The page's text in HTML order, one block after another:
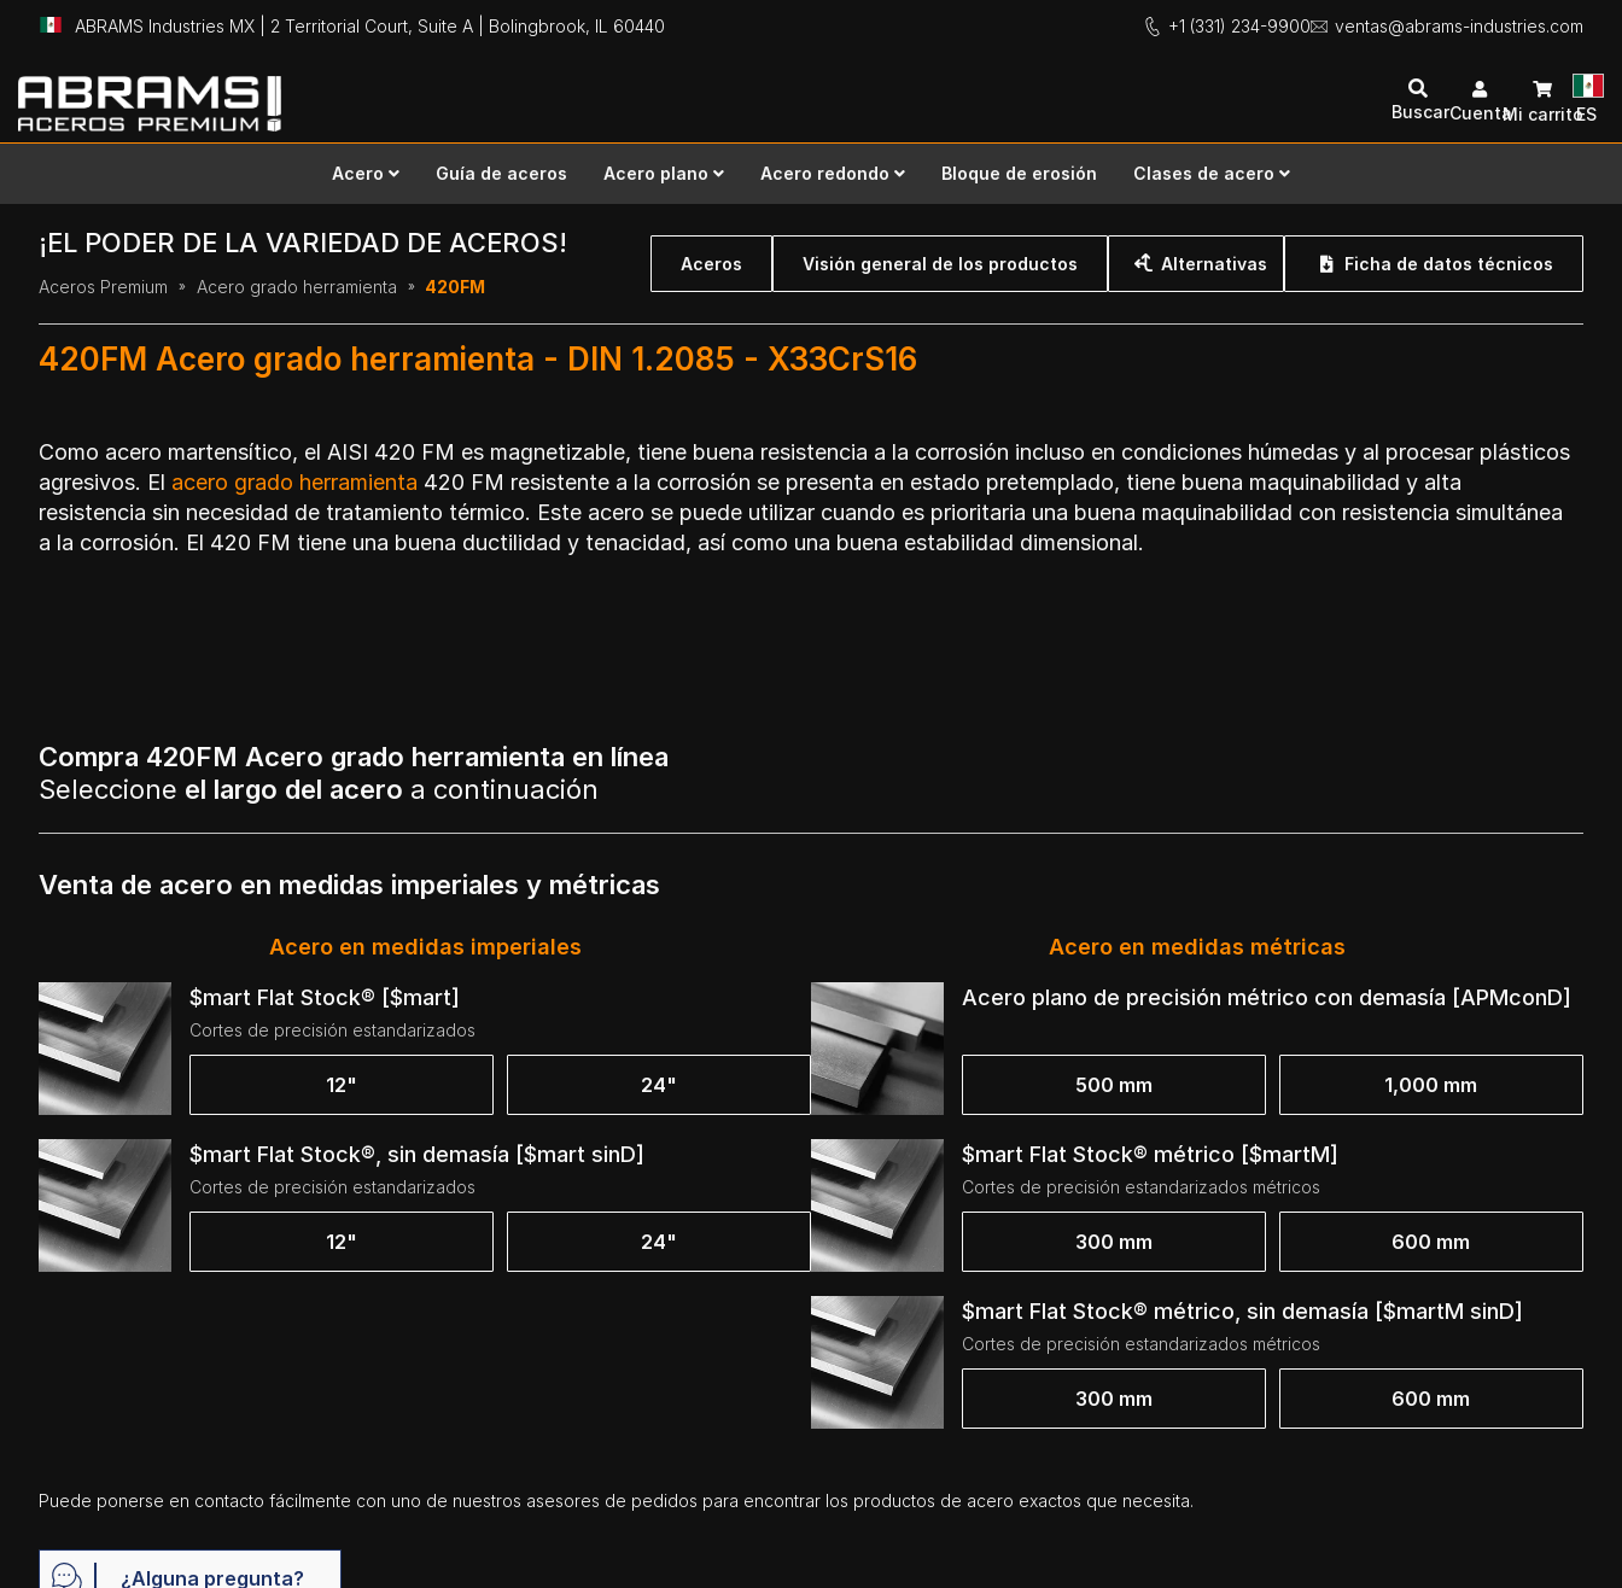
ABRAMS Industries MX | 2 Territorial Court, Suite A | Bolingbrook, IL 60440 +1 (331) 234-9900 ventas@abrams-industries.com
Ir
al
contenido
BuscarCuentaMi carritoES
Acero Guía de aceros Acero plano Acero redondo Bloque de erosión Clases de acero
¡EL PODER DE LA VARIEDAD DE ACEROS!
Aceros Premium Acero grado herramienta 420FM
Aceros Visión general de los productos Alternativas Ficha de datos técnicos
420FM Acero grado herramienta - DIN 1.2085 - X33CrS16
Como acero martensítico, el AISI 420 FM es magnetizable, tiene buena resistencia a la corrosión incluso en condiciones húmedas y al procesar plásticos
agresivos. El acero grado herramienta 420 FM resistente a la corrosión se presenta en estado pretemplado, tiene buena maquinabilidad y alta
resistencia sin necesidad de tratamiento térmico. Este acero se puede utilizar cuando es prioritaria una buena maquinabilidad con resistencia simultánea
a la corrosión. El 420 FM tiene una buena ductilidad y tenacidad, así como una buena estabilidad dimensional.
Compra 420FM Acero grado herramienta en línea
Seleccione el largo del acero a continuación
Venta de acero en medidas imperiales y métricas
Acero en medidas imperiales
$mart Flat Stock® [$mart]
Cortes de precisión estandarizados
12" 24"
$mart Flat Stock®, sin demasía [$mart sinD]
Cortes de precisión estandarizados
12" 24"
Acero en medidas métricas
Acero plano de precisión métrico con demasía [APMconD]
500 mm 1,000 mm
$mart Flat Stock® métrico [$martM]
Cortes de precisión estandarizados métricos
300 mm 600 mm
$mart Flat Stock® métrico, sin demasía [$martM sinD]
Cortes de precisión estandarizados métricos
300 mm 600 mm
Puede ponerse en contacto fácilmente con uno de nuestros asesores de pedidos para encontrar los productos de acero exactos que necesita.
¿Alguna pregunta?